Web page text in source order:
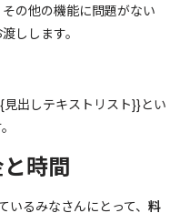
の他の機能に問題がない
しします。
出しテキストリスト}}とい
時間
るみなさんにとって、 料